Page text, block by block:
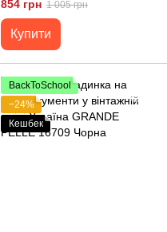
16714 Синій
854 грн 1 005 грн
Купити
BackToSchool
−24%
Кешбек